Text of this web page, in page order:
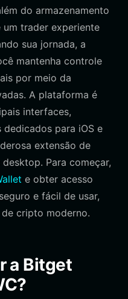
do armazenamento
um trader experiente
sua jornada, a
mantenha controle
por meio da
A plataforma é
interfaces,
para iOS e
extensão de
Para começar,
e obter acesso
e fácil de usar,
cripto moderno.
a Bitget